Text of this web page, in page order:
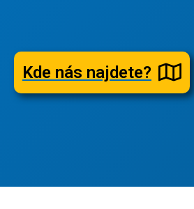
Kde nás najdete?